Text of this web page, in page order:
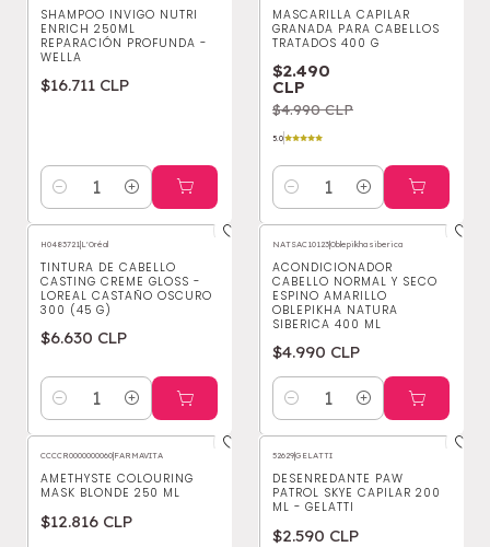
SHAMPOO INVIGO NUTRI
ENRICH 250ML
REPARACIÓN PROFUNDA -
WELLA
$16.711 CLP
Cantidad
-50% OFF
MASCARILLA CAPILAR
GRANADA PARA CABELLOS
TRATADOS 400 G
$2.490
CLP
$4.990 CLP
5.0
Cantidad
H0483721|L'Oréal
TINTURA DE CABELLO
CASTING CREME GLOSS -
LOREAL CASTAÑO OSCURO
300 (45 G)
$6.630 CLP
Cantidad
NATSAC10123|Oblepikha siberica
ACONDICIONADOR
CABELLO NORMAL Y SECO
ESPINO AMARILLO
OBLEPIKHA NATURA
SIBERICA 400 ML
$4.990 CLP
Cantidad
CCCCR0000000060|FARMAVITA
AMETHYSTE COLOURING
MASK BLONDE 250 ML
$12.816 CLP
52629|GELATTI
DESENREDANTE PAW
PATROL SKYE CAPILAR 200
ML - GELATTI
$2.590 CLP